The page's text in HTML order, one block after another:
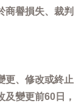
商譽損失、裁判
更、修改或終止
變更前60日，